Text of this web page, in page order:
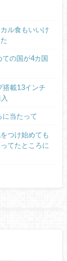
ル食もいいけ
ての国が4カ国
搭載13インチ
に当たって
つけ始めても
てたところに